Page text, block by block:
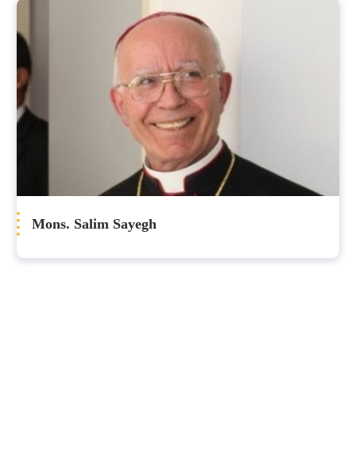
Vescovi
Mons. Salim Sayegh